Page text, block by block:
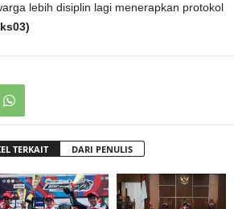
lebih disiplin lagi menerapkan protokol
TERKAIT DARI PENULIS